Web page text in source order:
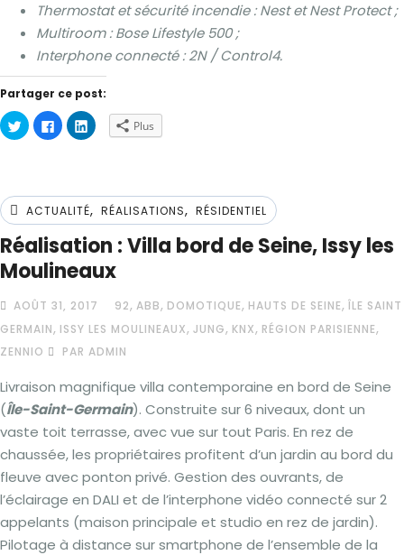
Thermostat et sécurité incendie : Nest et Nest Protect ;
Multiroom : Bose Lifestyle 500 ;
Interphone connecté : 2N / Control4.
Partager ce post:
Cliquez
pour
partager
nouvelle
fenêtre)
Cliquez
pour
partager
nouvelle
fenêtre)
Cliquez
pour
nouvelle
fenêtre)
Plus
ACTUALITÉ, RÉALISATIONS, RÉSIDENTIEL
Réalisation : Villa bord de Seine, Issy les
Moulineaux
AOÛT 31, 2017 92, ABB, DOMOTIQUE, HAUTS DE SEINE, ÎLE SAINT
GERMAIN, ISSY LES MOULINEAUX, JUNG, KNX, RÉGION PARISIENNE,
ZENNIO PAR ADMIN
Livraison magnifique villa contemporaine en bord de Seine
(Île-Saint-Germain). Construite sur 6 niveaux, dont un
vaste toit terrasse, avec vue sur tout Paris. En rez de
chaussée, les propriétaires profitent d’un jardin au bord du
fleuve avec ponton privé. Gestion des ouvrants, de
l’éclairage en DALI et de l’interphone vidéo connecté sur 2
appelants (maison principale et studio en rez de jardin).
Pilotage à distance sur smartphone de l’ensemble de la